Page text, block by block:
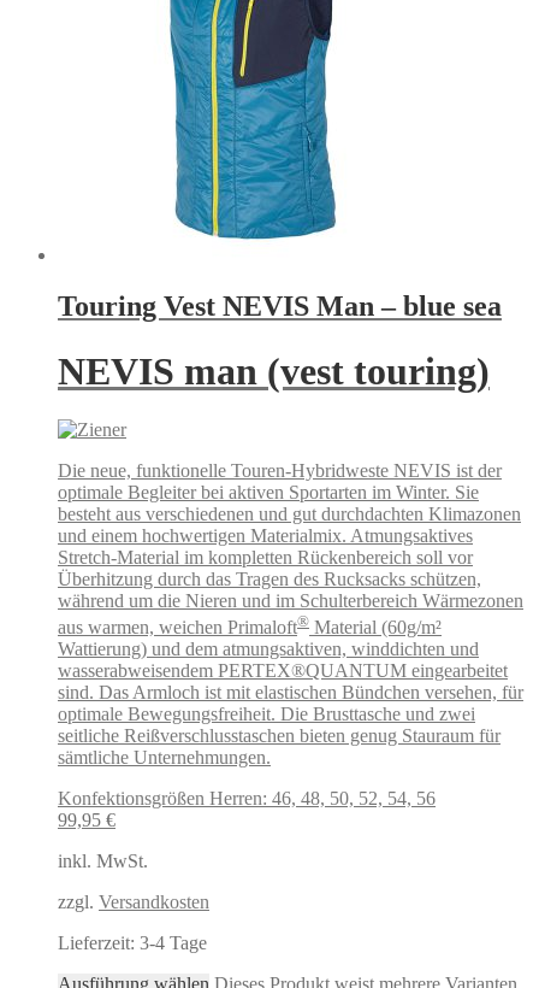
Touring Vest NEVIS Man – blue sea
NEVIS man (vest touring)
Die neue, funktionelle Touren-Hybridweste NEVIS ist der
optimale Begleiter bei aktiven Sportarten im Winter. Sie
besteht aus verschiedenen und gut durchdachten Klimazonen
und einem hochwertigen Materialmix. Atmungsaktives
Stretch-Material im kompletten Rückenbereich soll vor
Überhitzung durch das Tragen des Rucksacks schützen,
während um die Nieren und im Schulterbereich Wärmezonen
aus warmen, weichen Primaloft® Material (60g/m²
Wattierung) und dem atmungsaktiven, winddichten und
wasserabweisendem PERTEX®QUANTUM eingearbeitet
sind. Das Armloch ist mit elastischen Bündchen versehen, für
optimale Bewegungsfreiheit. Die Brusttasche und zwei
seitliche Reißverschlusstaschen bieten genug Stauraum für
sämtliche Unternehmungen.
Konfektionsgrößen Herren: 46, 48, 50, 52, 54, 56
99,95 €
inkl. MwSt.
zzgl. Versandkosten
Lieferzeit: 3-4 Tage